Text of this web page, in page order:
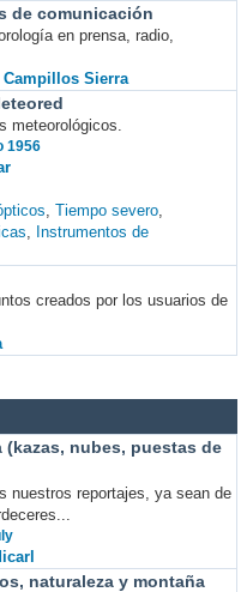
de comunicación
en prensa, radio,
Campillos Sierra
meteorológicos.
1956
Tiempo severo
Instrumentos de
creados por los usuarios de
nubes, puestas de
nuestros reportajes, ya sean de
naturaleza y montaña